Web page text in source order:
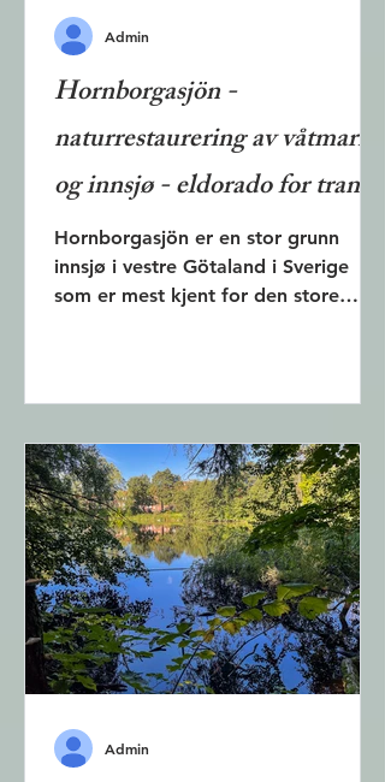
Hornborgasjön -
naturrestaurering av våtmark
og innsjø - eldorado for traner
og fugletittere
Hornborgasjön er en stor grunn
innsjø i vestre Götaland i Sverige
som er mest kjent for den store
Admin
Admin